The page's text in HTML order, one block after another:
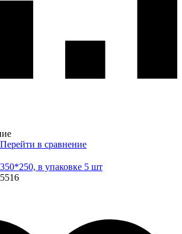
Перейти в сравнение
в упаковке 5 шт